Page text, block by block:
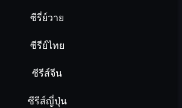
ซีรี่ย์วาย
ซีรีย์ไทย
ซีรีส์จีน
ซีรีส์ญี่ปุ่น